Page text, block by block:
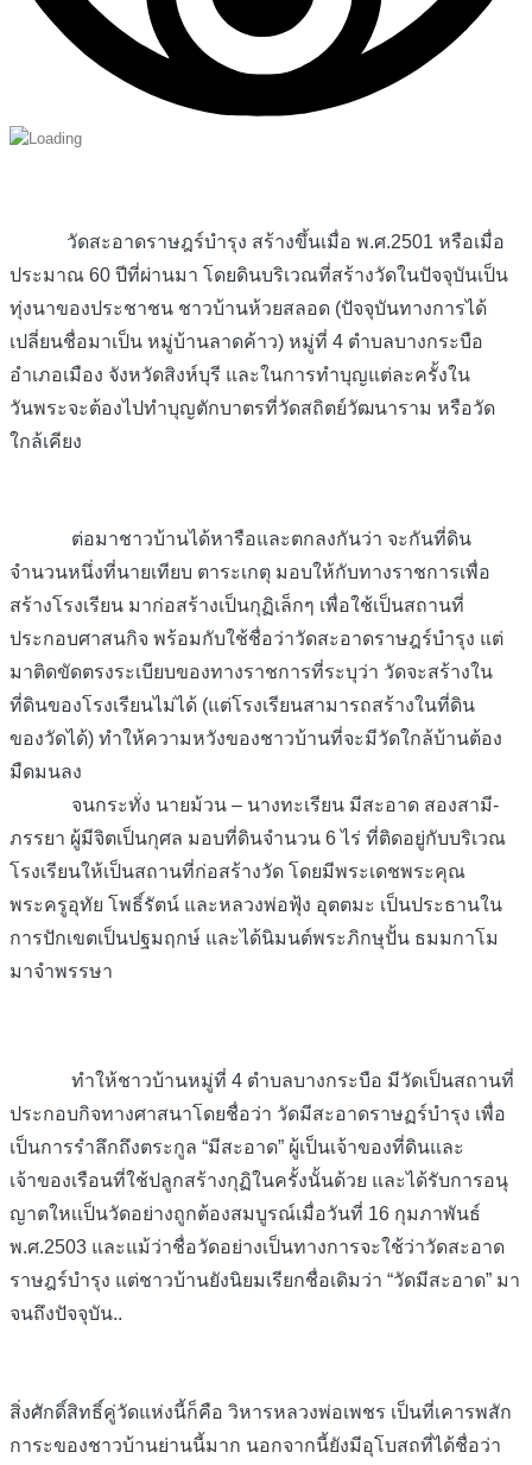
วัดสะอาดราษฎร์บำรุง สร้างขึ้นเมื่อ พ.ศ.2501 หรือเมื่อ
ประมาณ 60 ปีที่ผ่านมา โดยดินบริเวณที่สร้างวัดในปัจจุบันเป็น
ทุ่งนาของประชาชน ชาวบ้านห้วยสลอด (ปัจจุบันทางการได้
เปลี่ยนชื่อมาเป็น หมู่บ้านลาดค้าว) หมู่ที่ 4 ตำบลบางกระบือ
อำเภอเมือง จังหวัดสิงห์บุรี และในการทำบุญแต่ละครั้งใน
วันพระจะต้องไปทำบุญตักบาตรที่วัดสถิตย์วัฒนาราม หรือวัด
ใกล้เคียง
ต่อมาชาวบ้านได้หารือและตกลงกันว่า จะกันที่ดิน
จำนวนหนึ่งที่นายเทียบ ตาระเกตุ มอบให้กับทางราชการเพื่อ
สร้างโรงเรียน มาก่อสร้างเป็นกุฏิเล็กๆ เพื่อใช้เป็นสถานที่
ประกอบศาสนกิจ พร้อมกับใช้ชื่อว่าวัดสะอาดราษฎร์บำรุง แต่
มาติดขัดตรงระเบียบของทางราชการที่ระบุว่า วัดจะสร้างใน
ที่ดินของโรงเรียนไม่ได้ (แต่โรงเรียนสามารถสร้างในที่ดิน
ของวัดได้) ทำให้ความหวังของชาวบ้านที่จะมีวัดใกล้บ้านต้อง
มืดมนลง
จนกระทั่ง นายม้วน – นางทะเรียน มีสะอาด สองสามี-
ภรรยา ผู้มีจิตเป็นกุศล มอบที่ดินจำนวน 6 ไร่ ที่ติดอยู่กับบริเวณ
โรงเรียนให้เป็นสถานที่ก่อสร้างวัด โดยมีพระเดชพระคุณ
พระครูอุทัย โพธิ์รัตน์ และหลวงพ่อฟุ้ง อุตตมะ เป็นประธานใน
การปักเขตเป็นปฐมฤกษ์ และได้นิมนต์พระภิกษุปั้น ธมมกาโม
มาจำพรรษา
ทำให้ชาวบ้านหมู่ที่ 4 ตำบลบางกระบือ มีวัดเป็นสถานที่
ประกอบกิจทางศาสนาโดยชื่อว่า วัดมีสะอาดราษฏร์บำรุง เพื่อ
เป็นการรำลึกถึงตระกูล “มีสะอาด” ผู้เป็นเจ้าของที่ดินและ
เจ้าของเรือนที่ใช้ปลูกสร้างกุฏิในครั้งนั้นด้วย และได้รับการอนุ
ญาตใหเเป็นวัดอย่างถูกต้องสมบูรณ์เมื่อวันที่ 16 กุมภาพันธ์
พ.ศ.2503 และแม้ว่าชื่อวัดอย่างเป็นทางการจะใช้ว่าวัดสะอาด
ราษฎร์บำรุง แต่ชาวบ้านยังนิยมเรียกชื่อเดิมว่า “วัดมีสะอาด” มา
จนถึงปัจจุบัน..
สิ่งศักดิ์สิทธิ์คู่วัดแห่งนี้ก็คือ วิหารหลวงพ่อเพชร เป็นที่เคารพสัก
การะของชาวบ้านย่านนี้มาก นอกจากนี้ยังมีอุโบสถที่ได้ชื่อว่า